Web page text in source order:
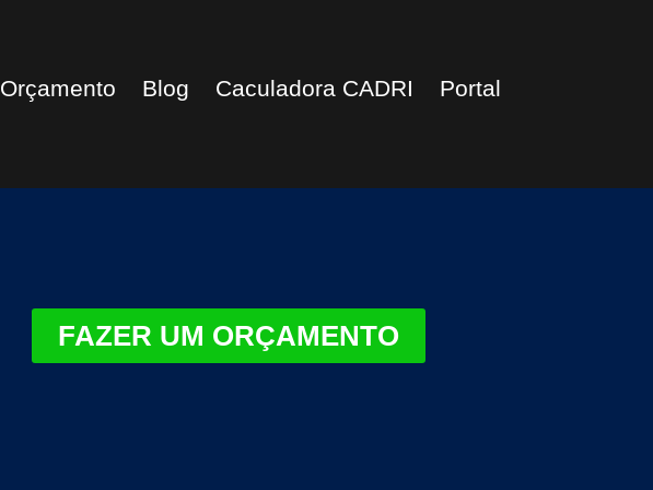
Orçamento Blog Caculadora CADRI Portal
FAZER UM ORÇAMENTO